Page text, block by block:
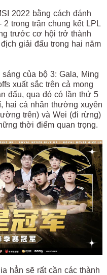
2022 bằng cách đánh
2 trong trận chung kết LPL
trước cơ hội trở thành
giải đấu trong hai năm
của bộ 3: Gala, Ming
xuất sắc trên cả mong
đấu, qua đó có lần thứ 5
hai cá nhân thường xuyên
trên) và Wei (đi rừng)
thời điểm quan trọng.
hẳn sẽ rất cần các thành